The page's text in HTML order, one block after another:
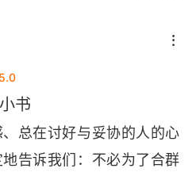
表达
5.0
书
总在讨好与妥协的人的心
告诉我们：不必为了合群